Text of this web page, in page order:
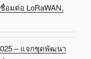
อมต่อ LoRaWAN,
– แจกชุดพัฒนา